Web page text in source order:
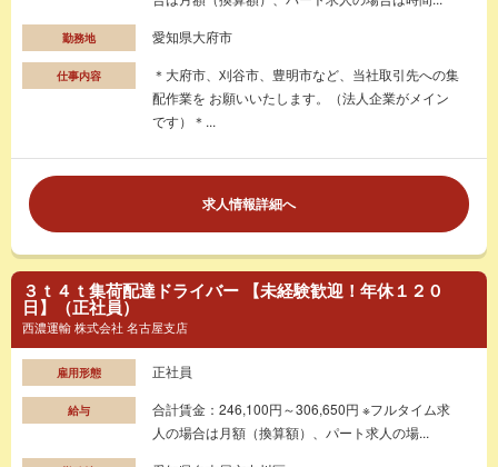
勤務地 愛知県大府市
仕事内容
＊大府市、刈谷市、豊明市など、当社取引先への集
配作業を お願いいたします。（法人企業がメイン
です）＊...
求人情報詳細へ
３ｔ４ｔ集荷配達ドライバー 【未経験歓迎！年休１２０
日】（正社員）
西濃運輸 株式会社 名古屋支店
雇用形態 正社員
給与
合計賃金：246,100円～306,650円 ※フルタイム求
人の場合は月額（換算額）、パート求人の場...